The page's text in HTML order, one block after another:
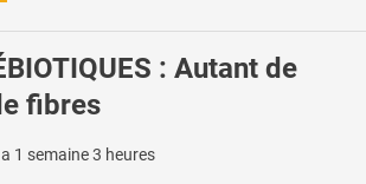
: Autant de
fibres
1 semaine 3 heures